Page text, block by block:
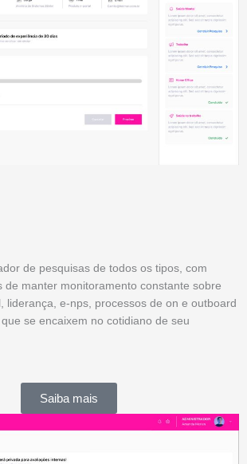
de pesquisas de todos os tipos, com
de manter monitoramento constante sobre
liderança, e-nps, processos de on e outboard
se encaixem no cotidiano de seu
Saiba mais